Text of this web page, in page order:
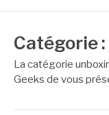
Catégorie :
La catégorie
Geeks de vous